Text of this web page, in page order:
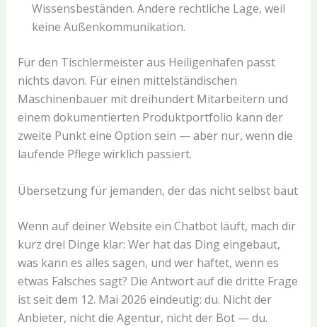
Wissensbeständen. Andere rechtliche Lage, weil
keine Außenkommunikation.
Für den Tischlermeister aus Heiligenhafen passt
nichts davon. Für einen mittelständischen
Maschinenbauer mit dreihundert Mitarbeitern und
einem dokumentierten Produktportfolio kann der
zweite Punkt eine Option sein — aber nur, wenn die
laufende Pflege wirklich passiert.
Übersetzung für jemanden, der das nicht selbst baut
Wenn auf deiner Website ein Chatbot läuft, mach dir
kurz drei Dinge klar: Wer hat das Ding eingebaut,
was kann es alles sagen, und wer haftet, wenn es
etwas Falsches sagt? Die Antwort auf die dritte Frage
ist seit dem 12. Mai 2026 eindeutig: du. Nicht der
Anbieter, nicht die Agentur, nicht der Bot — du.